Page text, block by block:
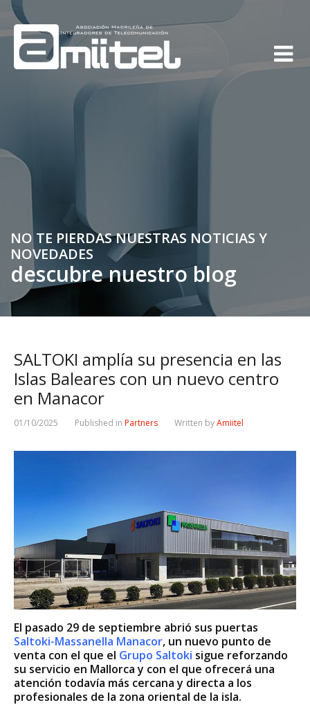
NO TE PIERDAS NUESTRAS NOTICIAS Y
NOVEDADES
descubre nuestro blog
SALTOKI amplía su presencia en las
Islas Baleares con un nuevo centro
en Manacor
01/10/2025 Published in Partners Written byAmiitel
El pasado 29 de septiembre abrió sus puertas
Saltoki-Massanella Manacor, un nuevo punto de
venta con el que el Grupo Saltoki sigue reforzando
su servicio en Mallorca y con el que ofrecerá una
atención todavía más cercana y directa a los
profesionales de la zona oriental de la isla.